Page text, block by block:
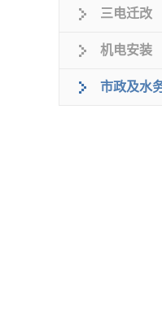
三电迁改
机电安装
市政及水